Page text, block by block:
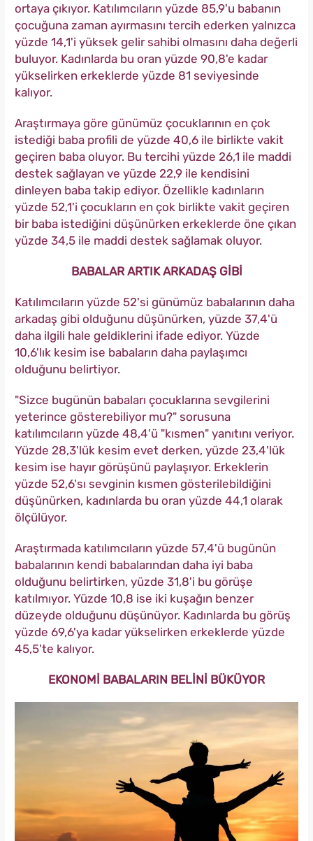
ortaya çıkıyor. Katılımcıların yüzde 85,9'u babanın
çocuğuna zaman ayırmasını tercih ederken yalnızca
yüzde 14,1'i yüksek gelir sahibi olmasını daha değerli
buluyor. Kadınlarda bu oran yüzde 90,8'e kadar
yükselirken erkeklerde yüzde 81 seviyesinde
kalıyor.
Araştırmaya göre günümüz çocuklarının en çok
istediği baba profili de yüzde 40,6 ile birlikte vakit
geçiren baba oluyor. Bu tercihi yüzde 26,1 ile maddi
destek sağlayan ve yüzde 22,9 ile kendisini
dinleyen baba takip ediyor. Özellikle kadınların
yüzde 52,1'i çocukların en çok birlikte vakit geçiren
bir baba istediğini düşünürken erkeklerde öne çıkan
yüzde 34,5 ile maddi destek sağlamak oluyor.
BABALAR ARTIK ARKADAŞ GİBİ
Katılımcıların yüzde 52'si günümüz babalarının daha
arkadaş gibi olduğunu düşünürken, yüzde 37,4'ü
daha ilgili hale geldiklerini ifade ediyor. Yüzde
10,6'lık kesim ise babaların daha paylaşımcı
olduğunu belirtiyor.
"Sizce bugünün babaları çocuklarına sevgilerini
yeterince gösterebiliyor mu?" sorusuna
katılımcıların yüzde 48,4'ü "kısmen" yanıtını veriyor.
Yüzde 28,3'lük kesim evet derken, yüzde 23,4'lük
kesim ise hayır görüşünü paylaşıyor. Erkeklerin
yüzde 52,6'sı sevginin kısmen gösterilebildiğini
düşünürken, kadınlarda bu oran yüzde 44,1 olarak
ölçülüyor.
Araştırmada katılımcıların yüzde 57,4'ü bugünün
babalarının kendi babalarından daha iyi baba
olduğunu belirtirken, yüzde 31,8'i bu görüşe
katılmıyor. Yüzde 10,8 ise iki kuşağın benzer
düzeyde olduğunu düşünüyor. Kadınlarda bu görüş
yüzde 69,6'ya kadar yükselirken erkeklerde yüzde
45,5'te kalıyor.
EKONOMİ BABALARIN BELİNİ BÜKÜYOR